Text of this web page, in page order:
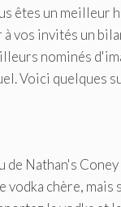
êtes un meilleur
vos invités un
nominés
Voici quelques
de Nathan's Coney
vodka chère, mais